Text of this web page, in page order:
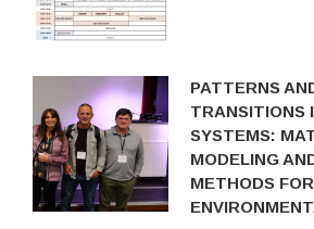
PATTERNS
TRANSITIONS
SYSTEMS:
MODELING
METHODS FOR